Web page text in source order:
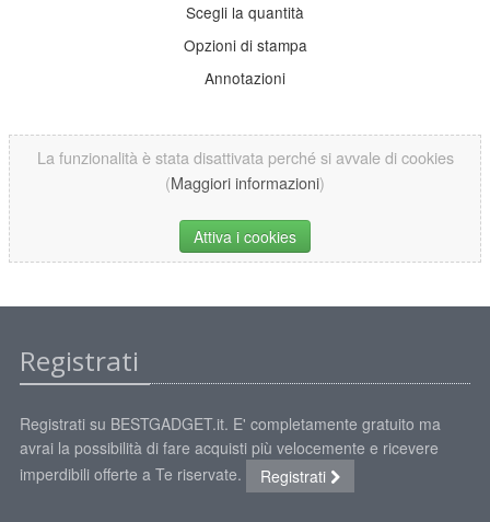
Scegli la quantità
Opzioni di stampa
Annotazioni
La funzionalità è stata disattivata perché si avvale di cookies
(Maggiori informazioni)
Attiva i cookies
Registrati
Registrati su BESTGADGET.it. E' completamente gratuito ma
avrai la possibilità di fare acquisti più velocemente e ricevere
imperdibili offerte a Te riservate.
Registrati